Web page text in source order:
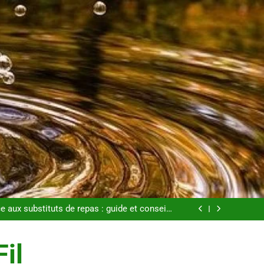
ce qu’il faut savoir sur les saignements
clés pour créer une entreprise solide
aux substituts de repas : guide et conseils
pratiques
perdre du poids rapidement et durable
aux substituts de repas : guide et conseils
perdre du poids rapidement et durable